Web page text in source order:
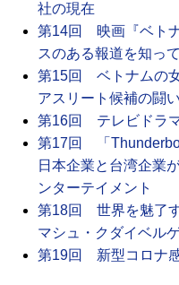
社の現在
第14回 映画『ベト
スのある報道を知
第15回 ベトナムの
アスリート候補の闘い
第16回 テレビドラ
第17回 「
日本企業と台湾企業
ンターテイメント
第18回 世界を魅了
マシュ・クダイベル
第19回 新型コロナ